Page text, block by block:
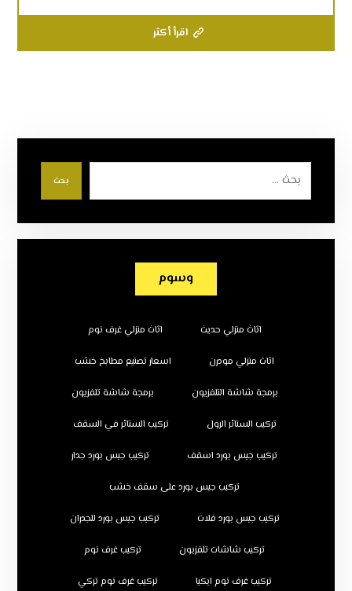
اقرأ أكثر
بحث
وسوم
اثاث منزلي حديث اثاث منزلي غرف نوم
اثاث منزلي مودرن اسعار تصنيع مطابخ خشب
برمجة شاشة التلفزيون برمجة شاشة تلفزيون
تركيب الستائر الرول تركيب الستائر في السقف
تركيب جبس بورد اسقف تركيب جبس بورد جدار
تركيب جبس بورد على سقف خشب
تركيب جبس بورد فلات تركيب جبس بورد للجدران
تركيب شاشات تلفزيون تركيب غرف نوم
تركيب غرف نوم ايكيا تركيب غرف نوم تركي